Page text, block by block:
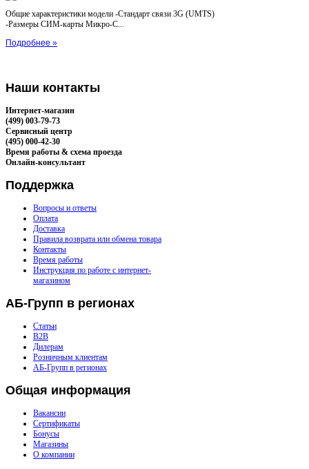
Общие характеристики модели -Стандарт связи 3G (UMTS)
-Размеры СИМ-карты Микро-С...
Подробнее »
Наши контакты
Интернет-магазин
(499) 003-79-73
Сервисный центр
(495) 000-42-30
Время работы & схема проезда
Онлайн-консультант
Поддержка
Вопросы и ответы
Оплата
Доставка
Правила возврата или обмена товара
Контакты
Время работы
Инструкция по работе с интернет-
магазином
АБ-Групп в регионах
Статьи
B2B
Дилерам
Розничным клиентам
АБ-Групп в регионах
Общая информация
Вакансии
Сертификаты
Бонусы
Магазины
О компании